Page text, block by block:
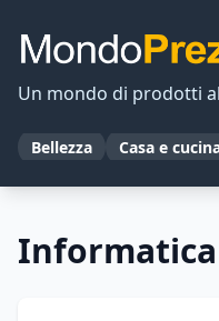
Un mondo di prodotti
Bellezza Casa e
Informatica